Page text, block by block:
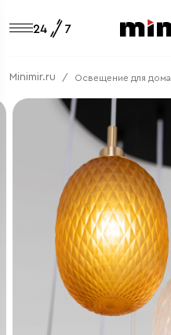
Minimir.ru Освещение для дома